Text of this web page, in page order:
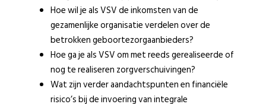
Hoe wil je als VSV de inkomsten van de
gezamenlijke organisatie verdelen over de
betrokken geboortezorgaanbieders?
Hoe ga je als VSV om met reeds gerealiseerde of
nog te realiseren zorgverschuivingen?
Wat zijn verder aandachtspunten en financiële
risico’s bij de invoering van integrale